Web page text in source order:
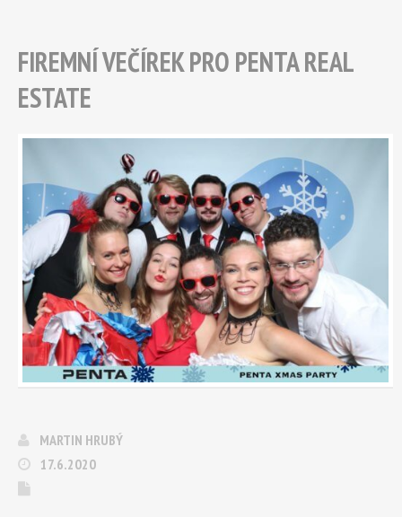
FIREMNÍ VEČÍREK PRO PENTA REAL
ESTATE
MARTIN HRUBÝ
17.6.2020